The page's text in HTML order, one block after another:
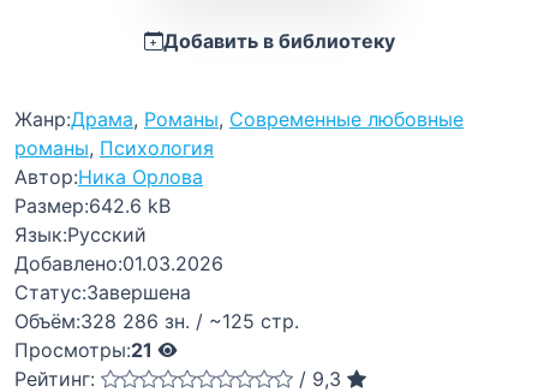
Добавить в библиотеку
Жанр:Драма, Романы, Современные любовные
романы, Психология
Автор:Ника Орлова
Размер:642.6 kB
Язык:Русский
Добавлено:01.03.2026
Статус:Завершена
Объём:328 286 зн. / ~125 стр.
Просмотры:21
Рейтинг:
/ 9,3